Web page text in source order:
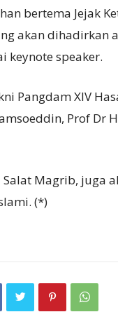
bertema Jejak
akan dihadirkan
keynote speaker.
Pangdam XIV
Prof Dr
Magrib, juga
(*)